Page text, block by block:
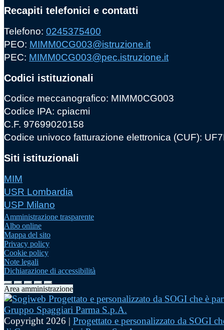
Recapiti telefonici e contatti
Telefono: 0245375400
PEO: MIMM0CG003@istruzione.it
PEC: MIMM0CG003@pec.istruzione.it
Codici istituzionali
Codice meccanografico: MIMM0CG003
Codice IPA: cpiacmi
C.F. 97699020158
Codice univoco fatturazione elettronica (CUF):
Siti istituzionali
MIM
USR Lombardia
USP Milano
Amministrazione trasparente
Albo online
Mappa del sito
Privacy policy
Cookie policy
Note legali
Dichiarazione di accessibilità
Area amministrazione
Copyright 2026 | Progettato e personalizzato da SOGI